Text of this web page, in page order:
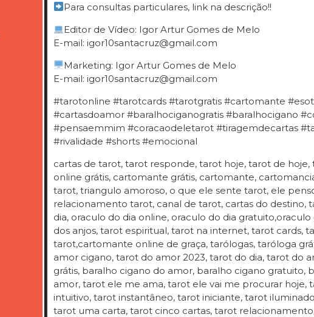
Para consultas particulares, link na descrição!!
Editor de Vídeo: Igor Artur Gomes de Melo
E-mail: igor10santacruz@gmail.com
Marketing: Igor Artur Gomes de Melo
E-mail: igor10santacruz@gmail.com
#tarotonline #tarotcards #tarotgratis #cartomante
#cartasdoamor #baralhociganogratis #baralhocigano
#pensaemmim #coracaodeletarot #tiragemdecartas
#rivalidade #shorts #emocional
cartas de tarot, tarot responde, tarot hoje, tarot de
online grátis, cartomante grátis, cartomante,
tarot, triangulo amoroso, o que ele sente tarot, ele
relacionamento tarot, canal de tarot, cartas do destino,
dia, oraculo do dia online, oraculo do dia
dos anjos, tarot espiritual, tarot na internet, tarot cards,
tarot,cartomante online de graça, tarólogas, taróloga
amor cigano, tarot do amor 2023, tarot do dia, tarot do
grátis, baralho cigano do amor, baralho cigano gratuito,
amor, tarot ele me ama, tarot ele vai me procurar hoje,
intuitivo, tarot instantâneo, tarot iniciante, tarot
tarot uma carta, tarot cinco cartas, tarot